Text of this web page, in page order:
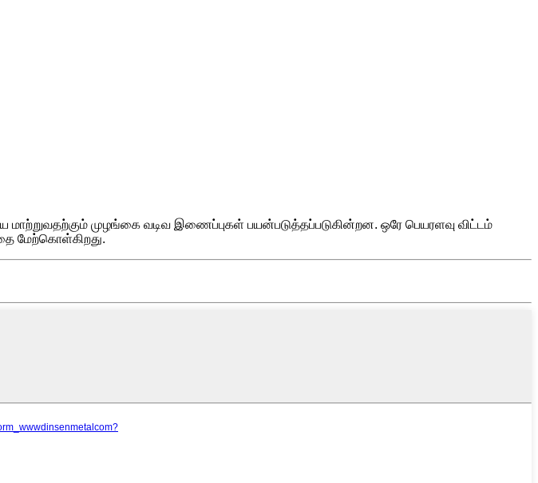
முழங்கை வடிவ இணைப்புகள் பயன்படுத்தப்படுகின்றன. ஒரே பெயரளவு விட்டம்
மேற்கொள்கிறது.